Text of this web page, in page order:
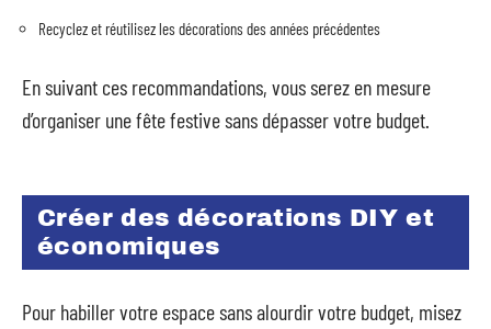
Recyclez et réutilisez les décorations des années précédentes
En suivant ces recommandations, vous serez en mesure
d’organiser une fête festive sans dépasser votre budget.
Créer des décorations DIY et
économiques
Pour habiller votre espace sans alourdir votre budget, misez